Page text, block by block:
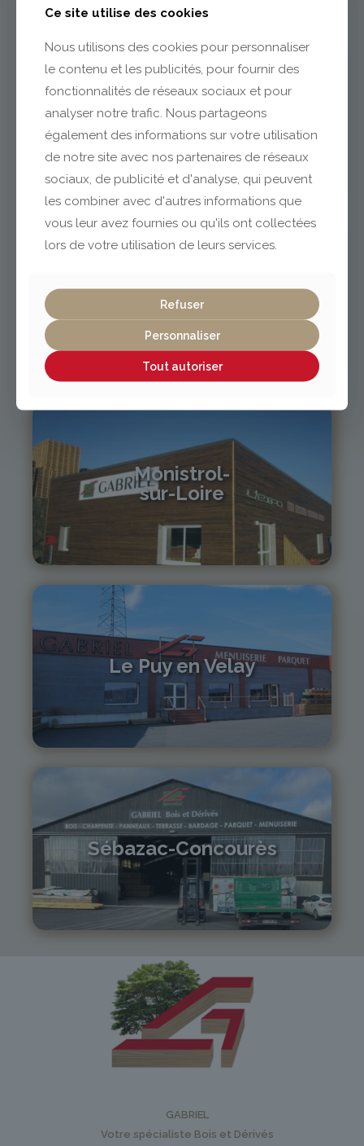
Clermont-Ferrand
04 73 42 18 38
lexpo@gabriel-sa.fr
Vichy / Cusset
04 70 97 56 39
cusset@gabriel-sa.fr
Monistrol-
sur-Loire
monistrol@gabriel-sa.fr
Le Puy en Velay
04 71 01 13 30
lepuy@gabriel-sa.fr
Sébazac-Concourès
05 81 55 83 89
monistrol@gabriel-sa.fr
GABRIEL
Votre spécialiste Bois et Dérivés
Ce site utilise des cookies
Nous utilisons des cookies pour personnaliser
le contenu et les publicités, pour fournir des
fonctionnalités de réseaux sociaux et pour
analyser notre trafic. Nous partageons
également des informations sur votre utilisation
de notre site avec nos partenaires de réseaux
sociaux, de publicité et d'analyse, qui peuvent
les combiner avec d'autres informations que
vous leur avez fournies ou qu'ils ont collectées
lors de votre utilisation de leurs services.
Refuser
Personnaliser
Tout autoriser